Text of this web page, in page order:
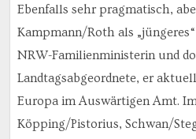
Ebenfalls sehr pragmatisch,
Kampmann/Roth als
NRW-Familienministerin und
Landtagsabgeordnete, er
Europa im Auswärtigen Amt.
Köpping/Pistorius, Schwan/